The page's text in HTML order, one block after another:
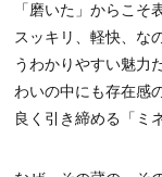
「磨いた」からこそ
スッキリ、軽快、な
うわかりやすい魅力
わいの中にも存在感
良く引き締める「ミ